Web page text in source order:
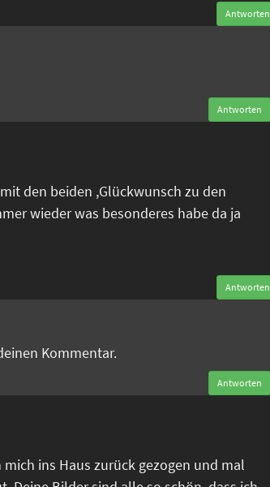
Antworten
Antworten
den beiden ,Glückwunsch zu den
wieder was besonderes habe da ja
Antworten
Kommentar.
Antworten
ins Haus zurück gezogen und mal